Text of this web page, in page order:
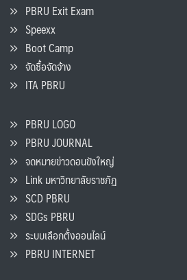
PBRU Exit Exam
Speexx
Boot Camp
จัดซื้อจัดจ้าง
ITA PBRU
PBRU LOGO
PBRU JOURNAL
จดหมายข่าวดอนขังใหญ่
Link มหาวิทยาลัยราชภัฏ
SCD PBRU
SDGs PBRU
ระบบเลือกตั้งออนไลน์
PBRU INTERNET